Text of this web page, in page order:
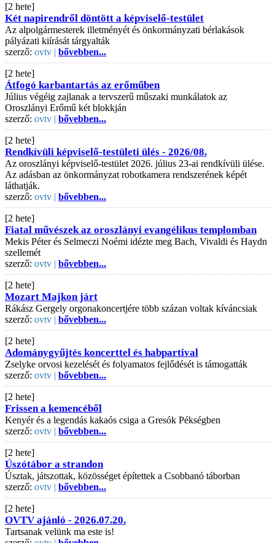
[2 hete]
Két napirendről döntött a képviselő-testület
Az alpolgármesterek illetményét és önkormányzati bérlakások
pályázati kiírását tárgyalták
szerző: ovtv | bővebben...
[2 hete]
Átfogó karbantartás az erőműben
Július végéig zajlanak a tervszerű műszaki munkálatok az
Oroszlányi Erőmű két blokkján
szerző: ovtv | bővebben...
[2 hete]
Rendkívüli képviselő-testületi ülés - 2026/08.
Az oroszlányi képviselő-testület 2026. július 23-ai rendkívüli ülése.
Az adásban az önkormányzat robotkamera rendszerének képét
láthatják.
szerző: ovtv | bővebben...
[2 hete]
Fiatal művészek az oroszlányi evangélikus templomban
Mekis Péter és Selmeczi Noémi idézte meg Bach, Vivaldi és Haydn
szellemét
szerző: ovtv | bővebben...
[2 hete]
Mozart Majkon járt
Rákász Gergely orgonakoncertjére több százan voltak kíváncsiak
szerző: ovtv | bővebben...
[2 hete]
Adománygyűjtés koncerttel és habpartival
Zselyke orvosi kezelését és folyamatos fejlődését is támogatták
szerző: ovtv | bővebben...
[2 hete]
Frissen a kemencéből
Kenyér és a legendás kakaós csiga a Gresók Pékségben
szerző: ovtv | bővebben...
[2 hete]
Úszótábor a strandon
Úsztak, játszottak, közösséget építettek a Csobbanó táborban
szerző: ovtv | bővebben...
[2 hete]
OVTV ajánló - 2026.07.20.
Tartsanak velünk ma este is!